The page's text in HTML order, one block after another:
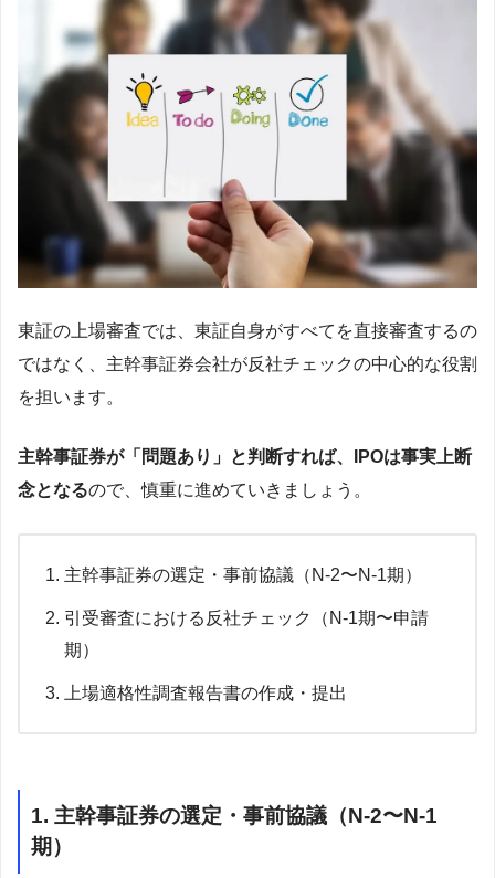
東証の上場審査では、東証自身がすべてを直接審査するの
ではなく、主幹事証券会社が反社チェックの中心的な役割
を担います。
主幹事証券が「問題あり」と判断すれば、IPOは事実上断
念となるので、慎重に進めていきましょう。
主幹事証券の選定・事前協議（N-2〜N-1期）
引受審査における反社チェック（N-1期〜申請
期）
上場適格性調査報告書の作成・提出
1. 主幹事証券の選定・事前協議（N-2〜N-1
期）